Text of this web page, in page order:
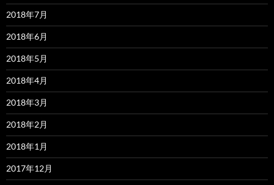
2018年7月
2018年6月
2018年5月
2018年4月
2018年3月
2018年2月
2018年1月
2017年12月